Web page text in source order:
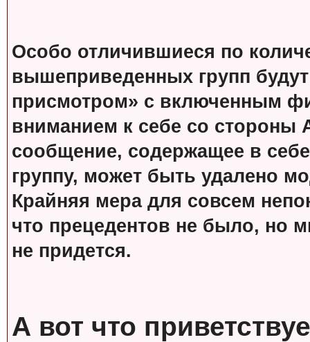
Особо отличившиеся по
вышеприведенных групп
присмотром» с включенным
вниманием к себе со стороны
сообщение, содержащее в
группу, может быть удалено
Крайняя мера для совсем
что прецедентов не было, но
не придется.
А вот что